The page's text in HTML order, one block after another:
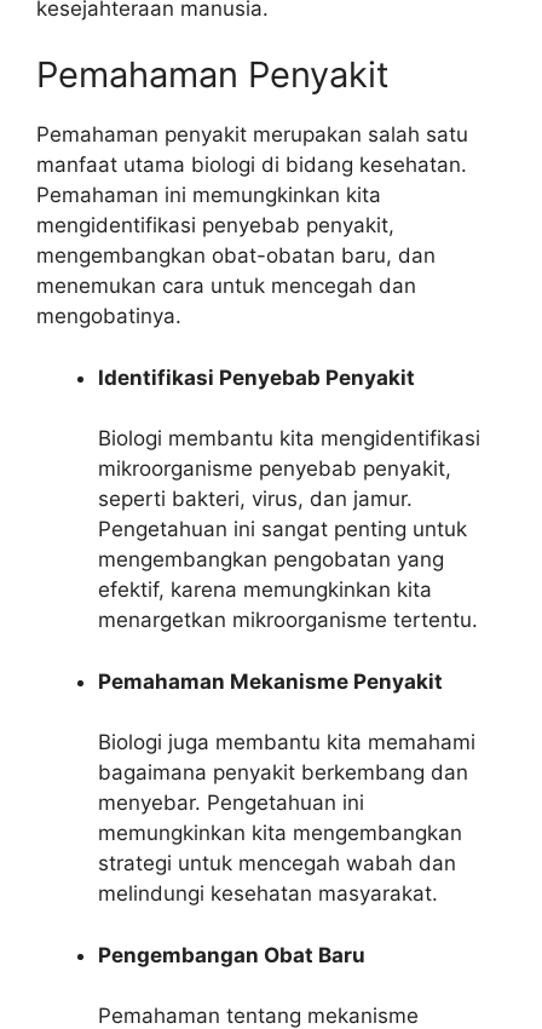
kesejahteraan manusia.
Pemahaman Penyakit
Pemahaman penyakit merupakan salah satu
manfaat utama biologi di bidang kesehatan.
Pemahaman ini memungkinkan kita
mengidentifikasi penyebab penyakit,
mengembangkan obat-obatan baru, dan
menemukan cara untuk mencegah dan
mengobatinya.
Identifikasi Penyebab Penyakit
Biologi membantu kita mengidentifikasi
mikroorganisme penyebab penyakit,
seperti bakteri, virus, dan jamur.
Pengetahuan ini sangat penting untuk
mengembangkan pengobatan yang
efektif, karena memungkinkan kita
menargetkan mikroorganisme tertentu.
Pemahaman Mekanisme Penyakit
Biologi juga membantu kita memahami
bagaimana penyakit berkembang dan
menyebar. Pengetahuan ini
memungkinkan kita mengembangkan
strategi untuk mencegah wabah dan
melindungi kesehatan masyarakat.
Pengembangan Obat Baru
Pemahaman tentang mekanisme